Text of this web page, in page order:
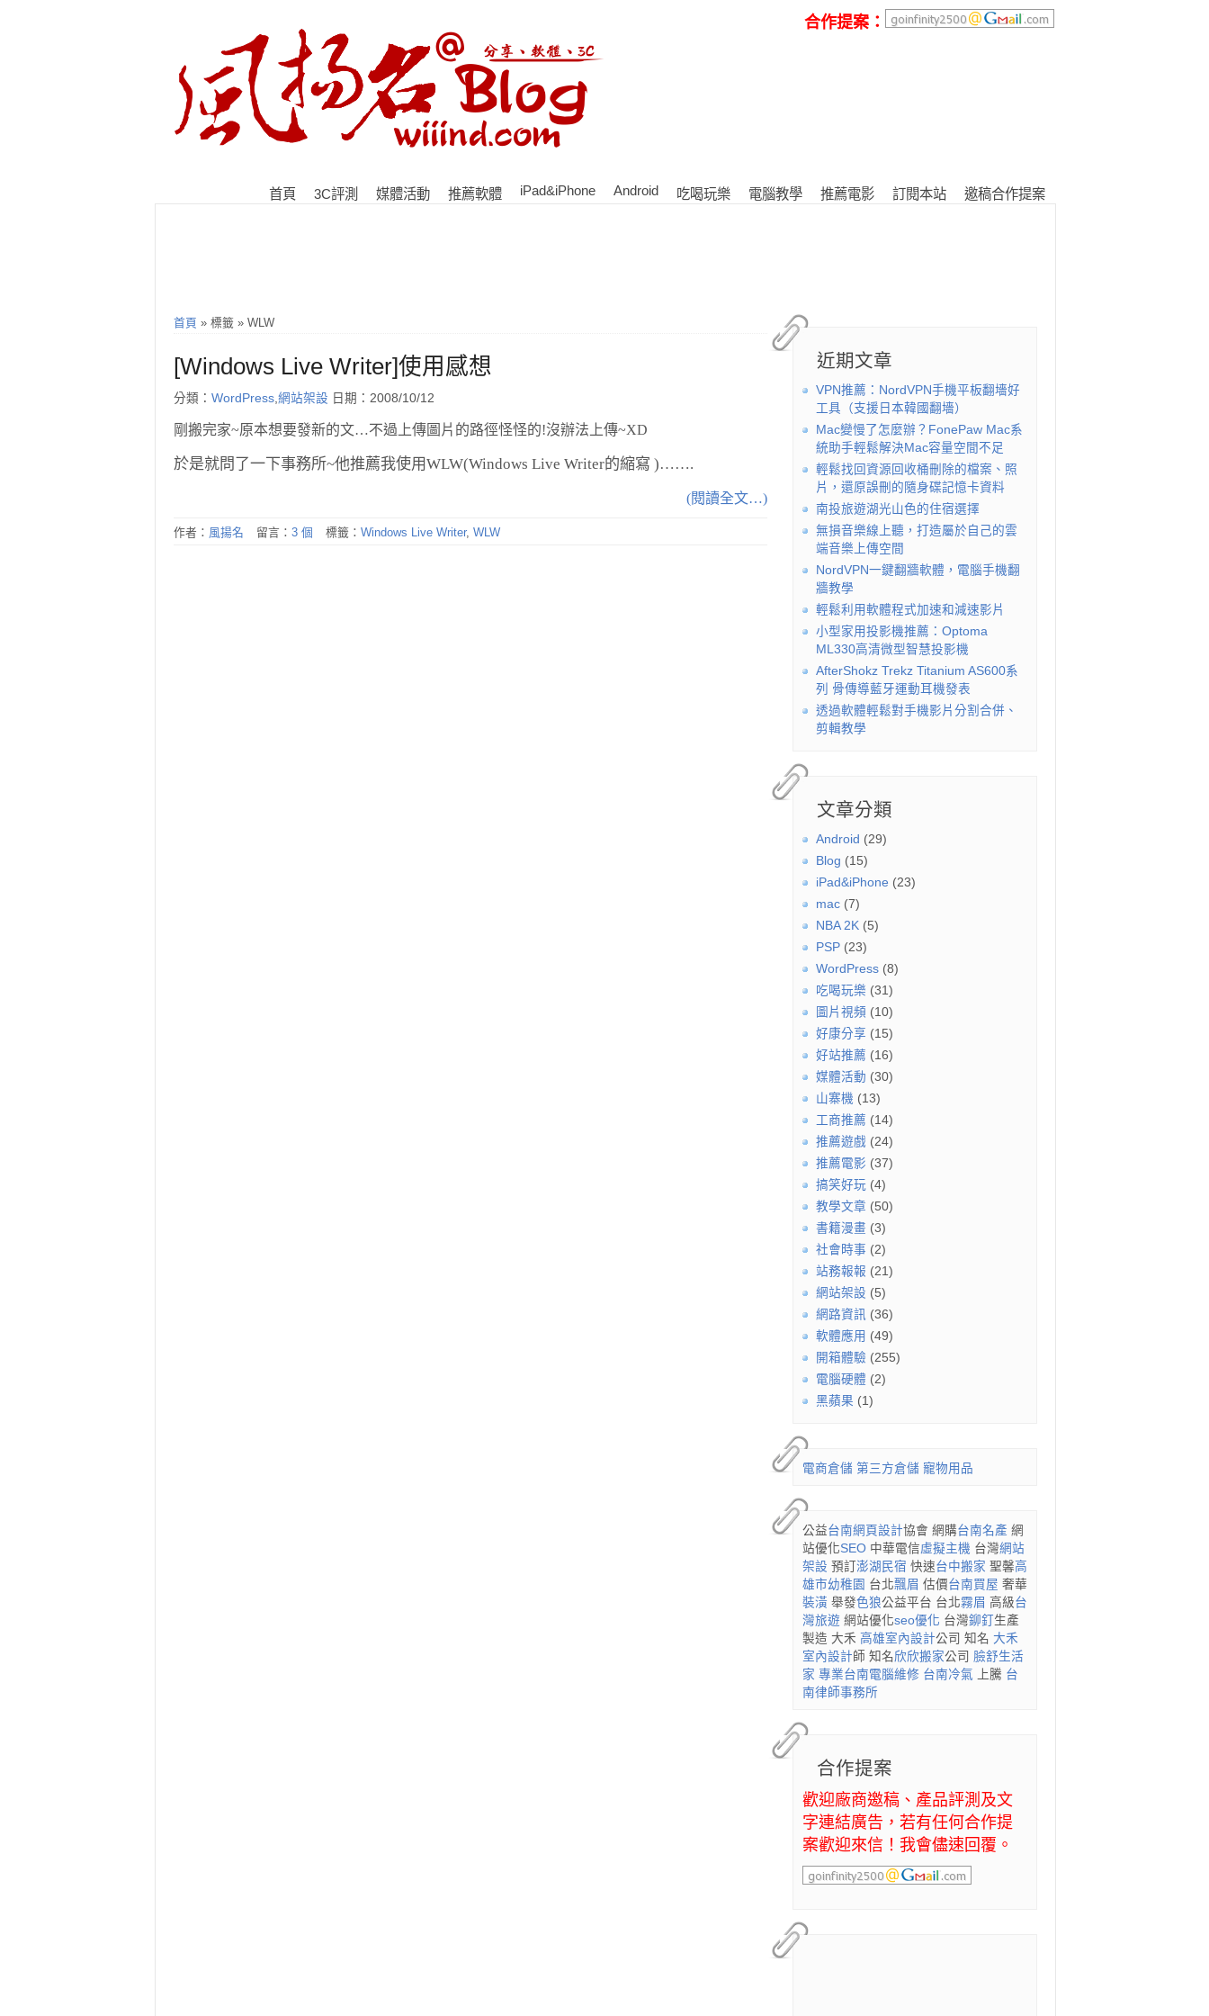
合作提案：
首頁 3C評測 媒體活動 推薦軟體 iPad&iPhone Android 吃喝玩樂 電腦教學 推薦電影 訂閱本站 邀稿合作提案
近期文章
VPN推薦：NordVPN手機平板翻墻好
工具（支援日本韓國翻墻）
Mac變慢了怎麼辦？FonePaw Mac系
統助手輕鬆解決Mac容量空間不足
輕鬆找回資源回收桶刪除的檔案、照
片，還原誤刪的隨身碟記憶卡資料
南投旅遊湖光山色的住宿選擇
無損音樂線上聽，打造屬於自己的雲
端音樂上傳空間
NordVPN一鍵翻牆軟體，電腦手機翻
牆教學
輕鬆利用軟體程式加速和減速影片
小型家用投影機推薦：Optoma
ML330高清微型智慧投影機
AfterShokz Trekz Titanium AS600系
列 骨傳導藍牙運動耳機發表
透過軟體輕鬆對手機影片分割合併、
剪輯教學
文章分類
Android (29)
Blog (15)
iPad&iPhone (23)
mac (7)
NBA 2K (5)
PSP (23)
WordPress (8)
吃喝玩樂 (31)
圖片視頻 (10)
好康分享 (15)
好站推薦 (16)
媒體活動 (30)
山寨機 (13)
工商推薦 (14)
推薦遊戲 (24)
推薦電影 (37)
搞笑好玩 (4)
教學文章 (50)
書籍漫畫 (3)
社會時事 (2)
站務報報 (21)
網站架設 (5)
網路資訊 (36)
軟體應用 (49)
開箱體驗 (255)
電腦硬體 (2)
黑蘋果 (1)
電商倉儲 第三方倉儲 寵物用品
公益台南網頁設計協會 網購台南名產 網
站優化SEO 中華電信虛擬主機 台灣網站
架設 預訂 澎湖民宿 快速台中搬家 聖馨高
雄市幼稚園 台北飄眉 估價台南買屋 奢華
裝潢 舉發色狼公益平台 台北霧眉 高級台
灣旅遊 網站優化seo優化 台灣鉚釘 生產
製造 大禾 高雄室內設計公司 知名 大禾
室內設計 師 知名欣欣搬家公司 臉舒生活
家 專業台南電腦維修 台南冷氣 上騰 台
南律師事務所
合作提案
歡迎廠商邀稿、產品評測及文
字連結廣告，若有任何合作提
案歡迎來信！我會儘速回覆。
首頁 » 標籤 » WLW
[Windows Live Writer]使用感想
分類： WordPress,網站架設 日期：2008/10/12
剛搬完家~原本想要發新的文…不過上傳圖片的路徑怪怪的!沒辦法上傳~XD
於是就問了一下事務所~他推薦我使用WLW(Windows Live Writer的縮寫 )…….
(閱讀全文…)
作者： 風揚名 留言： 3 個 標籤： Windows Live Writer, WLW